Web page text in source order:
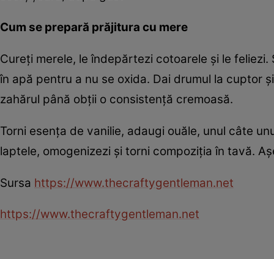
Cum se prepară prăjitura cu mere
Cureţi merele, le îndepărtezi cotoarele şi le
în apă pentru a nu se oxida. Dai drumul la cuptor
zahărul până obţii o consistenţă cremoasă.
Torni esenţa de vanilie, adaugi ouăle, unul câte
laptele, omogenizezi şi torni compoziţia în tavă.
Sursa https://www.thecraftygentleman.net
https://www.thecraftygentleman.net